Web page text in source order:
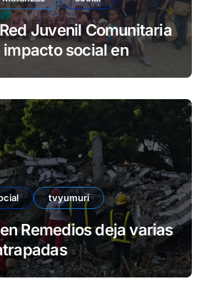
Juvenil Comunitaria
social en
tvyumuri
Remedios deja varias